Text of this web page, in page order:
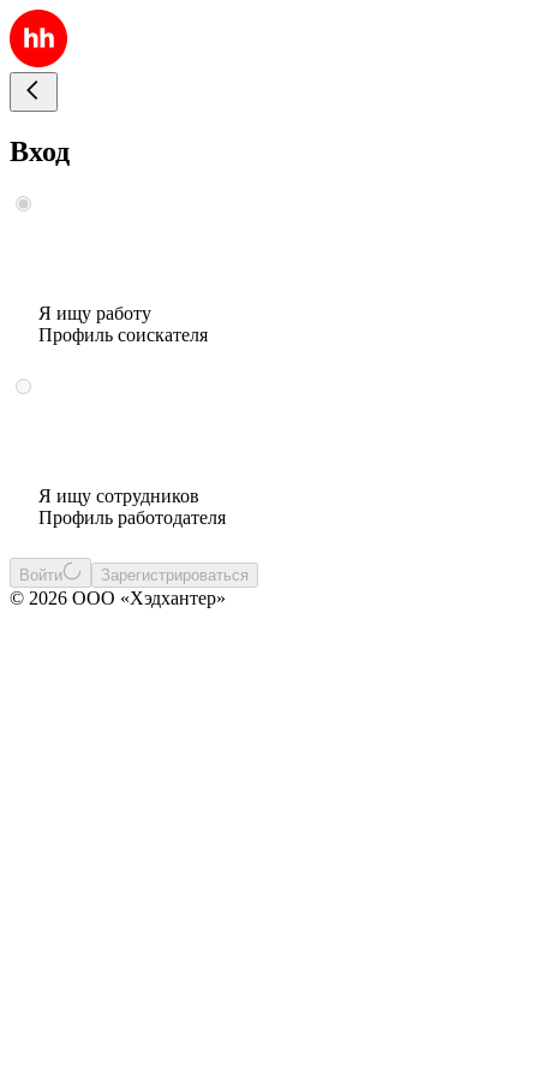
Вход
Я ищу работу
Профиль соискателя
Я ищу сотрудников
Профиль работодателя
Войти Зарегистрироваться
© 2026 ООО «Хэдхантер»